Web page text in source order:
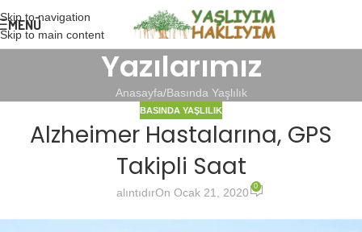
Skip to navigation
Skip to main content
MENÜ
Yazılarımız
Anasayfa Basında Yaşlılık
BASINDA YAŞLILIK
Alzheimer Hastalarına, GPS
Takipli Saat
alıntıdırOn Ocak 21, 2020 0